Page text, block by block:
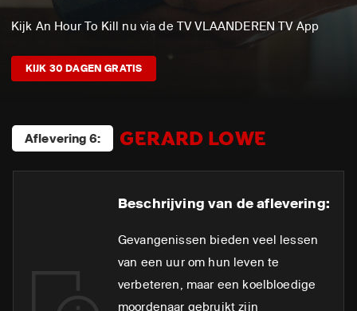
Kijk An Hour To Kill nu via de TV VLAANDEREN TV App
KIJK 30 DAGEN GRATIS
Aflevering 6: GERARD LOWE
Beschrijving van de aflevering:
Gevangenissen bieden veel lessen
van een uur om hun leven te
verbeteren, maar een koelbloedige
moordenaar gebruikt zijn